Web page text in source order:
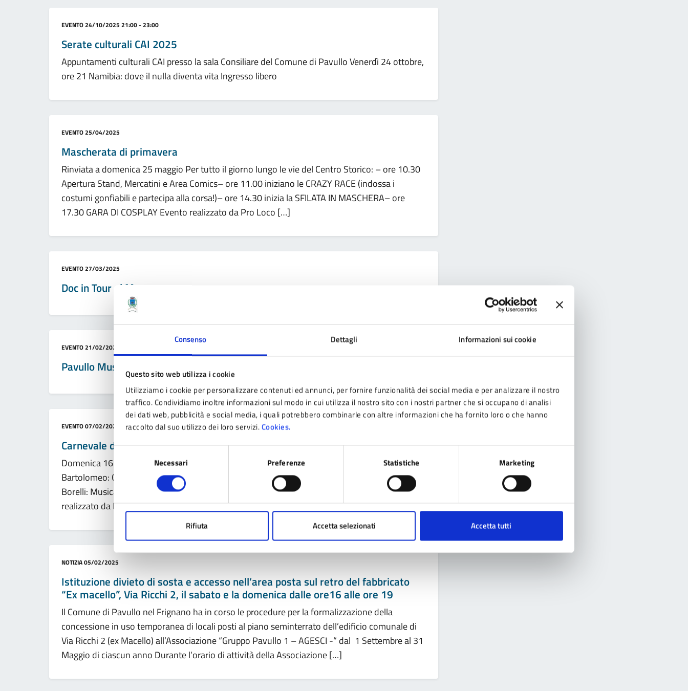
Consenso Dettagli Informazioni sui cookie
Questo sito web utilizza i cookie
Utilizziamo i cookie per personalizzare contenuti ed annunci, per fornire funzionalità dei social media e per analizzare il nostro
traffico. Condividiamo inoltre informazioni sul modo in cui utilizza il nostro sito con i nostri partner che si occupano di analisi
dei dati web, pubblicità e social media, i quali potrebbero combinarle con altre informazioni che ha fornito loro o che hanno
raccolto dal suo utilizzo dei loro servizi.Cookies.
Selezione
consenso
Necessari Preferenze Statistiche Marketing
Rifiuta Accetta selezionati Accetta tutti
Categoria:
EVENTO24/10/2025 21:00 - 23:00
Serate culturali CAI 2025
Appuntamenti culturali CAI presso la sala Consiliare del Comune di Pavullo Venerdì 24 ottobre,
ore 21 Namibia: dove il nulla diventa vita Ingresso libero
Categoria:
EVENTO25/04/2025
Mascherata di primavera
Rinviata a domenica 25 maggio Per tutto il giorno lungo le vie del Centro Storico: – ore 10.30
Apertura Stand, Mercatini e Area Comics– ore 11.00 iniziano le CRAZY RACE (indossa i
costumi gonfiabili e partecipa alla corsa!)– ore 14.30 inizia la SFILATA IN MASCHERA– ore
17.30 GARA DI COSPLAY Evento realizzato da Pro Loco […]
Categoria:
EVENTO27/03/2025
Doc in Tour al Mac
Categoria:
EVENTO21/02/2025
Pavullo Music Week
Categoria:
EVENTO07/02/2025
Carnevale dei bambini
Domenica 16 febbraio 2025 per le vie del Centro Storico 14.30: SI PARTE! P.zzale San
Bartolomeo: Giochiamo insieme!Sfilata con la Banda di Pavullo x il centro del paese.P.zza
Borelli: Musica by ‘Matty dj’, direttamente dal tour FRIGNAUT e Truccabimbi PRO LOCO Evento
realizzato da Proloco in collaborazione con la Parrocchia di Pavullo e con il […]
Categoria:
NOTIZIA05/02/2025
Istituzione divieto di sosta e accesso nell’area posta sul retro del fabbricato
“Ex macello”, Via Ricchi 2, il sabato e la domenica dalle ore16 alle ore 19
Il Comune di Pavullo nel Frignano ha in corso le procedure per la formalizzazione della
concessione in uso temporanea di locali posti al piano seminterrato dell’edificio comunale di
Via Ricchi 2 (ex Macello) all’Associazione “Gruppo Pavullo 1 – AGESCI -“ dal 1 Settembre al 31
Maggio di ciascun anno Durante l’orario di attività della Associazione […]